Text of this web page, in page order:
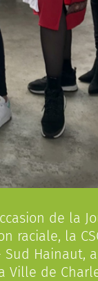
de la
la
Sud Hainaut,
Ville de